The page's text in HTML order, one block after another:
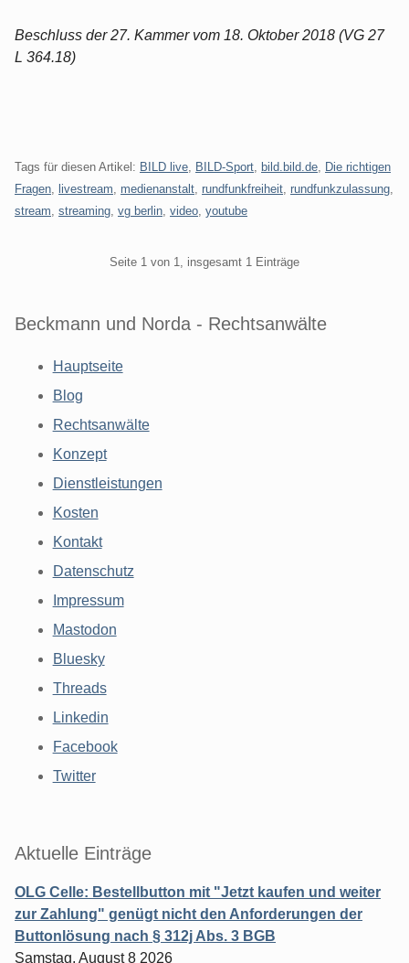
Beschluss der 27. Kammer vom 18. Oktober 2018 (VG 27
L 364.18)
Tags für diesen Artikel: BILD live BILD-Sport bild.bild.de
Die richtigen
Fragen
livestream medienanstalt rundfunkfreiheit rundfunkzulassung
stream streaming vg berlin video youtube
Seite 1 von 1, insgesamt 1 Einträge
Beckmann und Norda - Rechtsanwälte
Hauptseite
Blog
Rechtsanwälte
Konzept
Dienstleistungen
Kosten
Kontakt
Datenschutz
Impressum
Mastodon
Bluesky
Threads
Linkedin
Facebook
Twitter
Aktuelle Einträge
OLG Celle: Bestellbutton mit "Jetzt kaufen und weiter
zur Zahlung" genügt nicht den Anforderungen der
Buttonlösung nach § 312j Abs. 3 BGB
Samstag, August 8 2026